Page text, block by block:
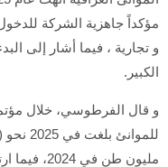
الكبير.
و قال الفرطوسي، خلال
مليون طن